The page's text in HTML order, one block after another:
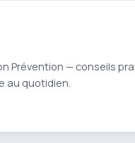
Prévention — conseils
au quotidien.